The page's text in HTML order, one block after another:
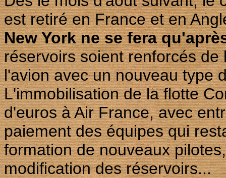
est retiré en France et en
New York ne se fera
réservoirs soient renforcés
l'avion avec un nouveau type
L'immobilisation de la flotte
d'euros à Air France, avec
paiement des équipes qui
formation de nouveaux
modification des réservoirs...